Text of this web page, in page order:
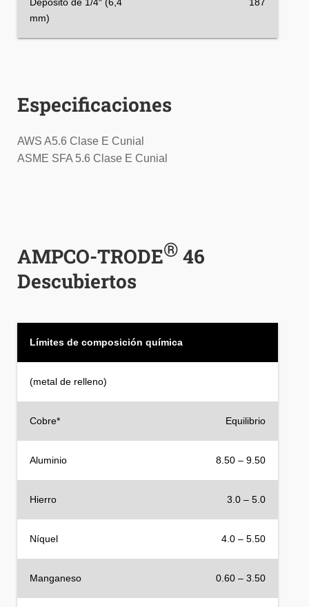
mm)
Especificaciones
AWS A5.6 Clase E Cunial
ASME SFA 5.6 Clase E Cunial
AMPCO-TRODE®46
Descubiertos
Límites de composición química
(metal de relleno)
Cobre* Equilibrio
Aluminio 8.50 – 9.50
Hierro 3.0 – 5.0
Níquel 4.0 – 5.50
Manganeso 0.60 – 3.50